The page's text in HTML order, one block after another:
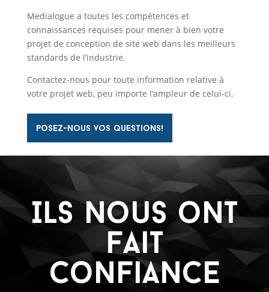
Medialogue a toutes les compétences et
connaissances requises pour mener à bien votre
projet de conception de site web dans les meilleurs
standards de l’industrie.
Contactez-nous pour toute information relative à
votre projet web, peu importe l’ampleur de celui-ci.
posez-nous vos questions!
Ils nous ont
fait
confiance